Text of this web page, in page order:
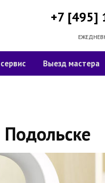
+7 [495]
Выезд мастера